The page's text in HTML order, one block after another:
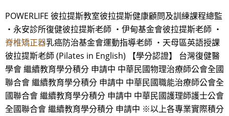
POWERLIFE 彼拉提斯教室彼拉提斯健康顧問及訓練課程總監
・永安診所復健彼拉提斯老師 ・伊甸基金會彼拉提斯老師 ・
脊椎矯正器乳癌防治基金會運動指導老師 ・天母區英語授課
彼拉提斯老師 (Pilates in English) 【學分認證】 台灣復健醫
學會 繼續教育學分積分 申請中 中華民國物理治療師公會全國
聯合會 繼續教育學分積分 申請中 中華民國職能治療師公會全
國聯合會 繼續教育學分積分 申請中 中華民國護理師護士公會
全國聯合會 繼續教育學分積分 申請中 ※以上各專業實際積分